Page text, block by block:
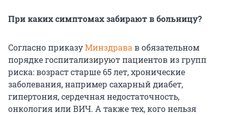
При каких симптомах забирают в больницу?
Согласно приказуМинздравав обязательном
порядке госпитализируют пациентов из групп
риска: возраст старше 65 лет, хронические
заболевания, например сахарный диабет,
гипертония, сердечная недостаточность,
онкология или ВИЧ. А также тех, кого нельзя